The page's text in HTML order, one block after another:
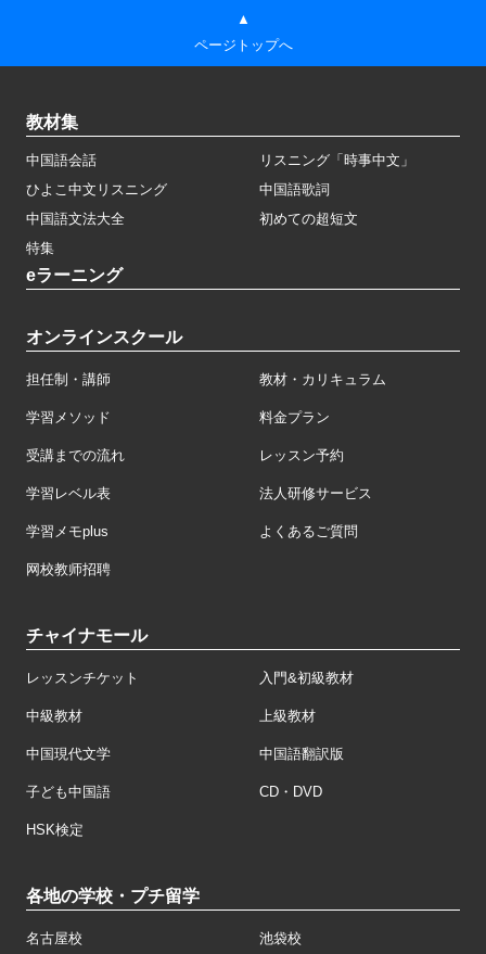
▲
ページトップへ
教材集
中国語会話
リスニング「時事中文」
ひよこ中文リスニング
中国語歌詞
中国語文法大全
初めての超短文
特集
eラーニング
オンラインスクール
担任制・講師 教材・カリキュラム
学習メソッド 料金プラン
受講までの流れ レッスン予約
学習レベル表 法人研修サービス
学習メモplus よくあるご質問
网校教师招聘
チャイナモール
レッスンチケット 入門&初級教材
中級教材 上級教材
中国現代文学 中国語翻訳版
子ども中国語 CD・DVD
HSK検定
各地の学校・プチ留学
名古屋校 池袋校